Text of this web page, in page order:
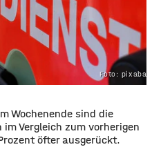
Foto:
Wochenende sind die
Vergleich zum vorherigen
öfter ausgerückt.